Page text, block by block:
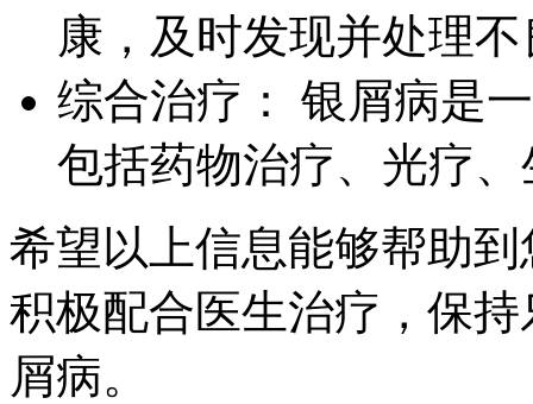
康，及时发现并处理
综合治疗： 银屑病是
包括药物治疗、光疗
希望以上信息能够帮助
积极配合医生治疗，保
屑病。